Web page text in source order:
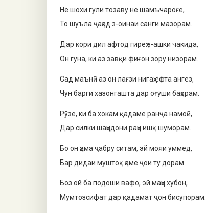
Не шохи гули тозаву не шамъчароғе,
То шуъла ҷаҳад з-оинаи санги мазорам.
Дар кори дил афтод гиреҳ з-ашки чакида,
Он гуна, ки аз завқи фиғон зору низорам.
Сад маънӣ аз он лағзи нигаҳ ёфта ангез,
Чун барги хазонгашта дар оғӯши баҳорам.
Рӯзе, ки ба хокам қадаме ранҷа намоӣ,
Дар силки шаҳидони раҳи ишқ шуморам.
Бо он ҳама ҷабру ситам, эй мояи уммед,
Бар дидаи муштоқ ҳаме ҷои ту дорам.
Боз ой ба подоши вафо, эй маҳи хубон,
Мумтозсифат дар қадамат ҷон бисупорам.